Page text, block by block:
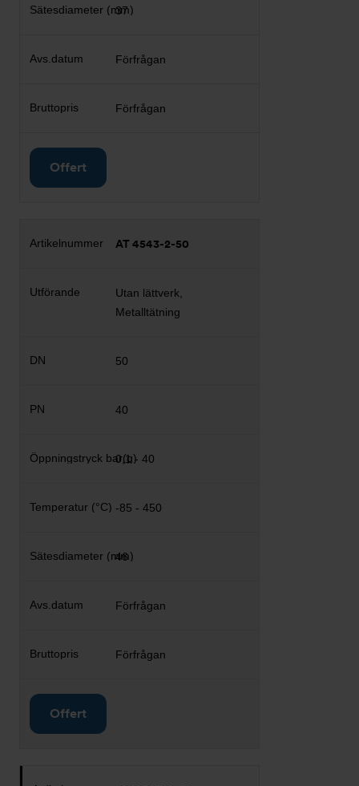
37
Förfrågan
Förfrågan
Offert
AT 4543-2-50
Utan lättverk,
Metalltätning
50
40
0,1 - 40
-85 - 450
46
Förfrågan
Förfrågan
Offert